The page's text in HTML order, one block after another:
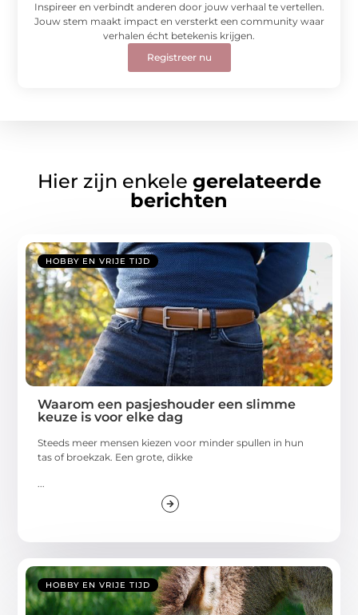
Inspireer en verbindt anderen door jouw verhaal te vertellen.
Jouw stem maakt impact en versterkt een community waar
verhalen écht betekenis krijgen.
Registreer nu
Hier zijn enkele gerelateerde
berichten
HOBBY EN VRIJE TIJD
Waarom een pasjeshouder een slimme
keuze is voor elke dag
Steeds meer mensen kiezen voor minder spullen in hun
tas of broekzak. Een grote, dikke
HOBBY EN VRIJE TIJD